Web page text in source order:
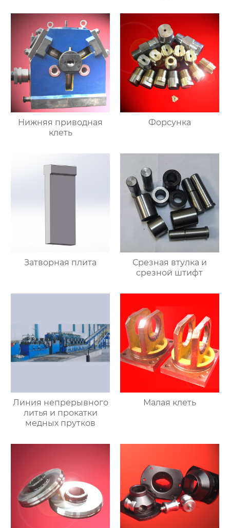
Нижняя приводная
клеть
Форсунка
Затворная плита
Срезная втулка и
срезной штифт
Линия непрерывного
литья и прокатки
медных прутков
Малая клеть